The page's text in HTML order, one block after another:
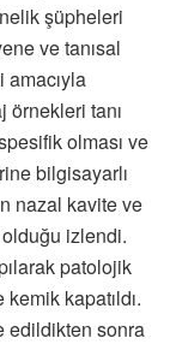
şüpheleri
ve tanısal
amacıyla
örnekleri tanı
olması ve
bilgisayarlı
nazal kavite ve
izlendi.
patolojik
kapatıldı.
edildikten sonra